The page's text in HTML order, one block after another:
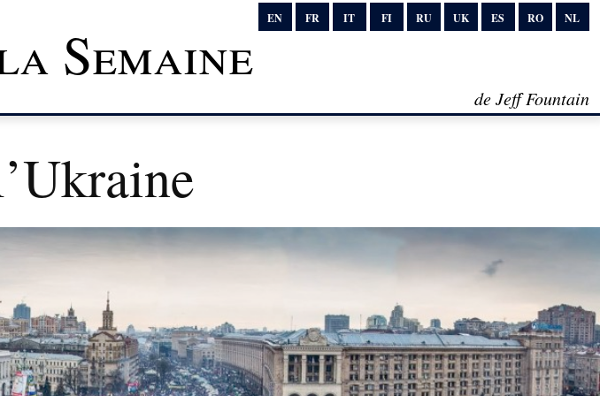
EN FR IT FI RU UK ES RO NL
Semaine
de Jeff Fountain